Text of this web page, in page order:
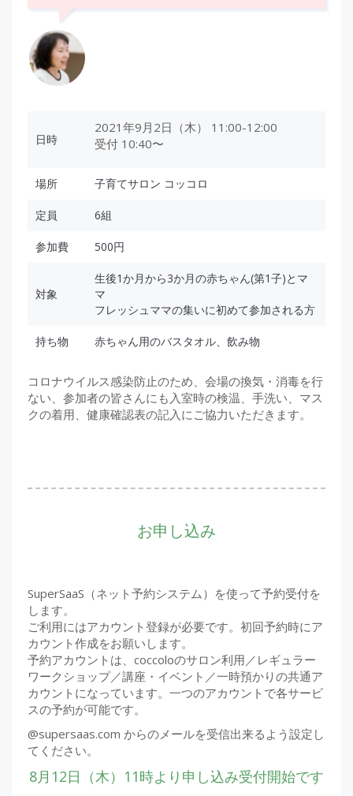
日時
2021年9月2日（木） 11:00-12:00
受付 10:40〜
場所 子育てサロン コッコロ
定員 6組
参加費 500円
対象
生後1か月から3か月の赤ちゃん(第1子)とマ
マ
フレッシュママの集いに初めて参加される方
持ち物 赤ちゃん用のバスタオル、飲み物
コロナウイルス感染防止のため、会場の換気・消毒を行
ない、参加者の皆さんにも入室時の検温、手洗い、マス
クの着用、健康確認表の記入にご協力いただきます。
お申し込み
SuperSaaS（ネット予約システム）を使って予約受付を
します。
ご利用にはアカウント登録が必要です。初回予約時にア
カウント作成をお願いします。
予約アカウントは、coccoloのサロン利用／レギュラー
ワークショップ／講座・イベント／一時預かりの共通ア
カウントになっています。一つのアカウントで各サービ
スの予約が可能です。
@supersaas.com からのメールを受信出来るよう設定し
てください。
8月12日（木）11時より申し込み受付開始です